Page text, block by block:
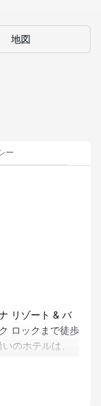
地図
ー
リゾート & バ
ロックまで徒歩
のホテルは、